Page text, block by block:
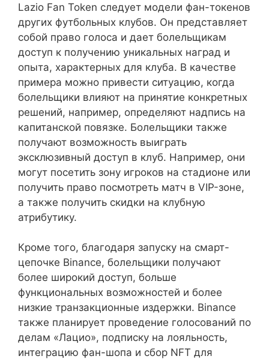
Lazio Fan Token следует модели фан-токенов
других футбольных клубов. Он представляет
собой право голоса и дает болельщикам
доступ к получению уникальных наград и
опыта, характерных для клуба. В качестве
примера можно привести ситуацию, когда
болельщики влияют на принятие конкретных
решений, например, определяют надпись на
капитанской повязке. Болельщики также
получают возможность выиграть
эксклюзивный доступ в клуб. Например, они
могут посетить зону игроков на стадионе или
получить право посмотреть матч в VIP-зоне,
а также получить скидки на клубную
атрибутику.
Кроме того, благодаря запуску на смарт-
цепочке Binance, болельщики получают
более широкий доступ, больше
функциональных возможностей и более
низкие транзакционные издержки. Binance
также планирует проведение голосований по
делам «Лацио», подписку на лояльность,
интеграцию фан-шопа и сбор NFT для